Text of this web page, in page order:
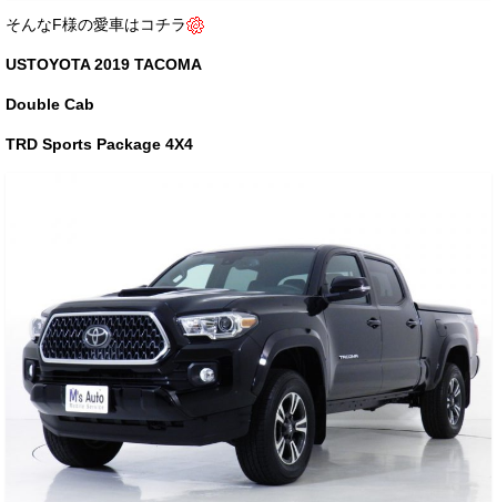
お客様の声
お問い合わせ
メールフォーム
電話はこちら
そんなF様の愛車はコチラ
USTOYOTA 2019 TACOMA
Double Cab
TRD Sports Package 4X4